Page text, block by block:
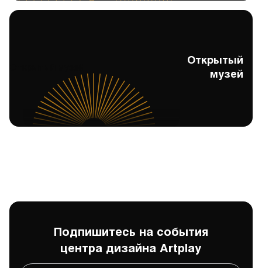
Открытый
музей
Подпишитесь на события
центра дизайна Artplay